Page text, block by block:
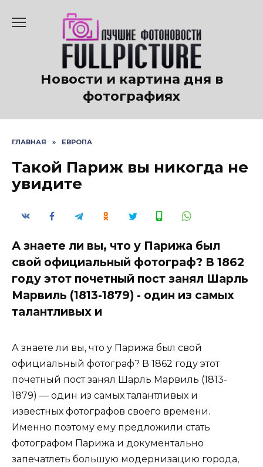
содержанию
Новости и картина дня в
фотографиях
ГЛАВНАЯ » ЕВРОПА
Такой Париж вы никогда не
увидите
А знаете ли вы, что у Парижа был
свой официальный фотограф? В 1862
году этот почетный пост занял Шарль
Марвиль (1813-1879) - один из самых
талантливых и
А знаете ли вы, что у Парижа был свой
официальный фотограф? В 1862 году этот
почетный пост занял Шарль Марвиль (1813-
1879) — один из самых талантливых и
известных фотографов своего времени.
Именно поэтому ему предложили стать
фотографом Парижа и документально
запечатлеть большую модернизацию города,